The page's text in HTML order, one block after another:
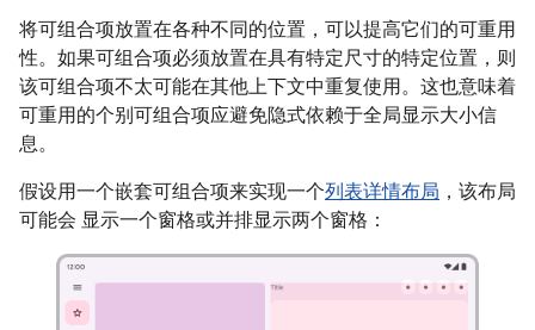
将可组合项放置在各种不同的位置，可以提高它们的可重用
性。如果可组合项必须放置在具有特定尺寸的特定位置，则
该可组合项不太可能在其他上下文中重复使用。这也意味着
可重用的个别可组合项应避免隐式依赖于全局显示大小信
息。
假设用一个嵌套可组合项来实现一个列表详情布局 ，该布局
可能会 显示一个窗格或并排显示两个窗格：